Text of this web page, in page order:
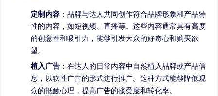
定制内容 ：品牌与达人共同创作符合品牌形象和产品特
性的内容，如短视频、直播等。这些内容通常具有高度
的创意性和吸引力，能够引发大众的好奇心和购买欲
望。
植入广告 ：在达人的日常内容中自然植入品牌或产品信
息，以软性广告的形式进行推广。这种方式能够降低观
众的抵触心理，提高广告的接受度和转化率。